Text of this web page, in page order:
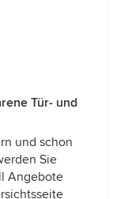
Tür- und
und schon
Sie
Angebote